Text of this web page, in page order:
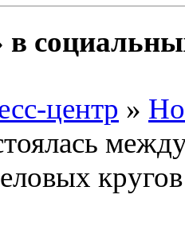
центр »
кругов